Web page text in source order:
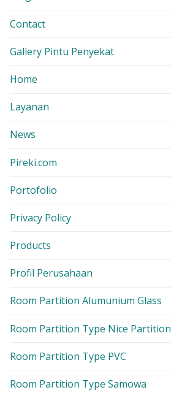
Contact
Gallery Pintu Penyekat
Home
Layanan
News
Pireki.com
Portofolio
Privacy Policy
Products
Profil Perusahaan
Room Partition Alumunium Glass
Room Partition Type Nice Partition
Room Partition Type PVC
Room Partition Type Samowa